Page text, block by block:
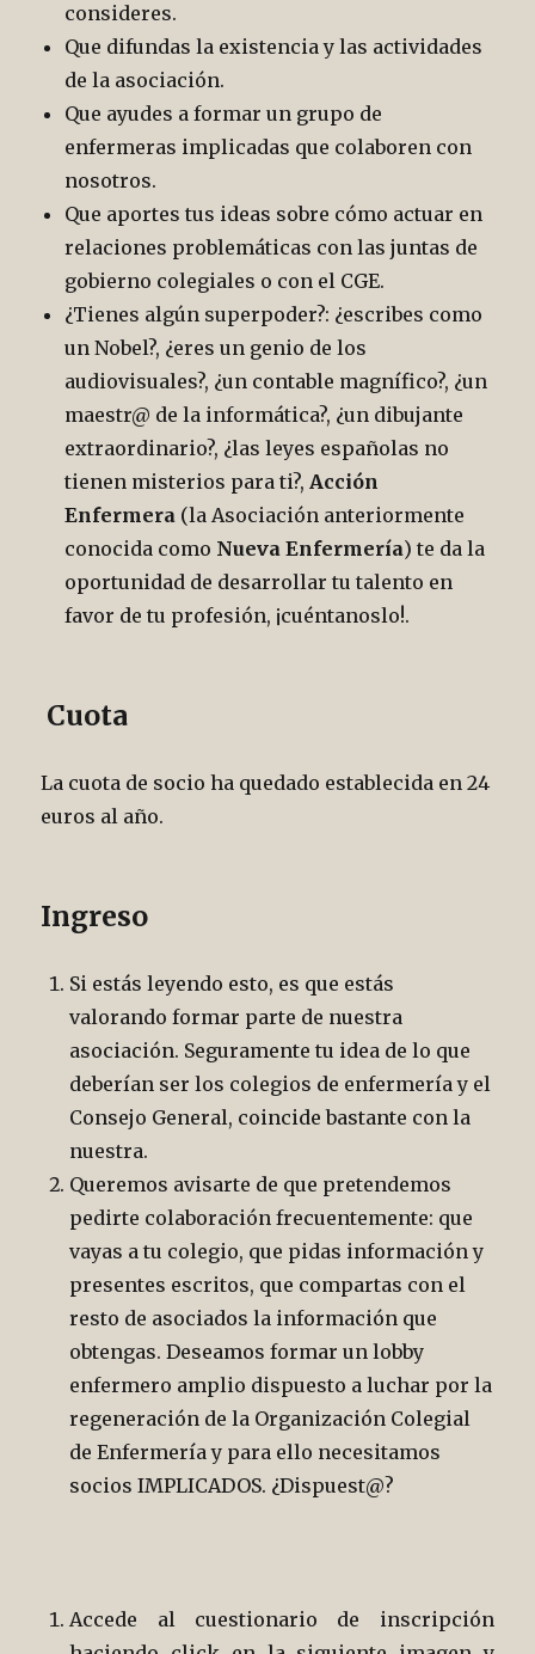
consideres.
Que difundas la existencia y las actividades
de la asociación.
Que ayudes a formar un grupo de
enfermeras implicadas que colaboren con
nosotros.
Que aportes tus ideas sobre cómo actuar en
relaciones problemáticas con las juntas de
gobierno colegiales o con el CGE.
¿Tienes algún superpoder?: ¿escribes como
un Nobel?, ¿eres un genio de los
audiovisuales?, ¿un contable magnífico?, ¿un
maestr@ de la informática?, ¿un dibujante
extraordinario?, ¿las leyes españolas no
tienen misterios para ti?,Acción
Enfermera (la Asociación anteriormente
conocida como Nueva Enfermería) te da la
oportunidad de desarrollar tu talento en
favor de tu profesión, ¡cuéntanoslo!.
Cuota
La cuota de socio ha quedado establecida en 24
euros al año.
Ingreso
Si estás leyendo esto, es que estás
valorando formar parte de nuestra
asociación. Seguramente tu idea de lo que
deberían ser los colegios de enfermería y el
Consejo General, coincide bastante con la
nuestra.
Queremos avisarte de que pretendemos
pedirte colaboración frecuentemente: que
vayas a tu colegio, que pidas información y
presentes escritos, que compartas con el
resto de asociados la información que
obtengas. Deseamos formar un lobby
enfermero amplio dispuesto a luchar por la
regeneración de la Organización Colegial
de Enfermería y para ello necesitamos
socios IMPLICADOS. ¿Dispuest@?
Accede al cuestionario de inscripción